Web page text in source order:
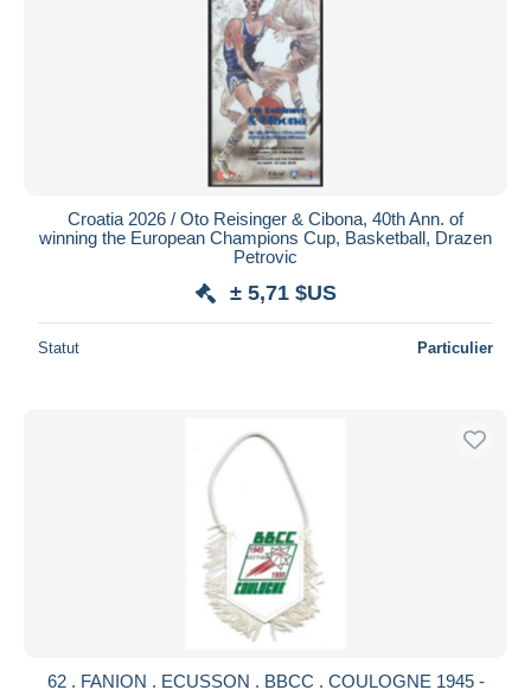
Croatia 2026 / Oto Reisinger & Cibona, 40th Ann. of
winning the European Champions Cup, Basketball, Drazen
Petrovic
± 5,71 $US
Statut Particulier
62 . FANION . ECUSSON . BBCC . COULOGNE 1945 -